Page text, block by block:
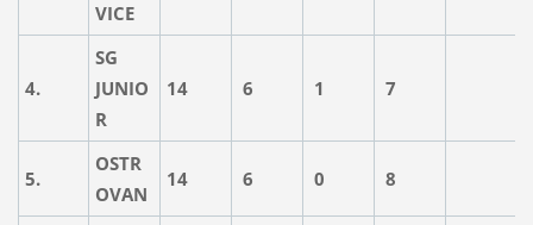
VICE
4.
SG
JUNIO
R
14 6 1 7
5.
OSTR
OVAN
14 6 0 8